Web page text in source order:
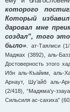
которого
Который
даровал мне
создал”, того
было». ат-Таялиси
Маджах (3892), аль-
Достоверность этого
Ибн аль-Къайим, аль-
Арнаут, Шу’айб аль-
(2/418), “Маджма’у-
Сильсиля ас-сахиха”